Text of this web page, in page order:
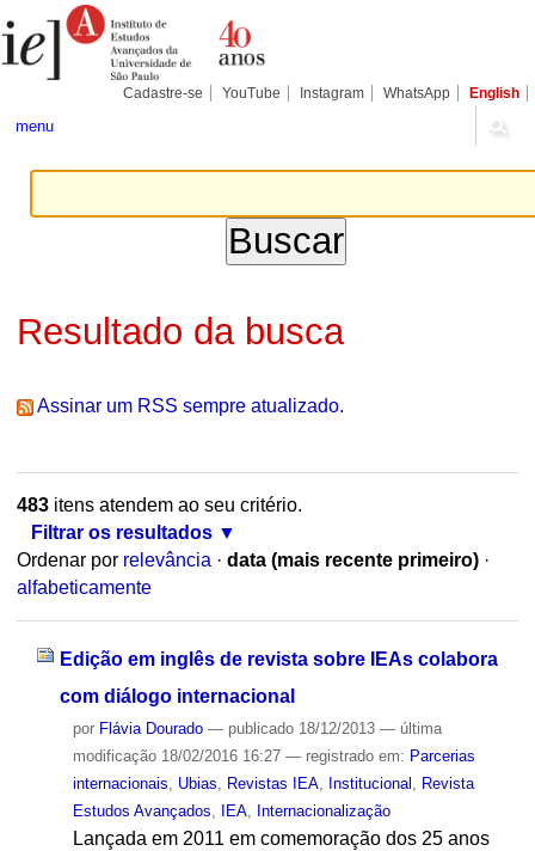
para
conteúdo.
Pessoais
Cadastre-se YouTube Instagram WhatsApp English
menu
Resultado da busca
Assinar um RSS sempre atualizado.
483itens atendem ao seu critério.
Filtrar os resultados
Ordenar por relevância · data (mais recente primeiro) ·
alfabeticamente
Edição em inglês de revista sobre IEAs colabora
com diálogo internacional
por Flávia Dourado — publicado18/12/2013 — última
modificação18/02/2016 16:27 — registrado em: Parcerias
internacionais
Ubias Revistas IEA, Institucional
Revista
Estudos Avançados
IEA, Internacionalização
Lançada em 2011 em comemoração dos 25 anos